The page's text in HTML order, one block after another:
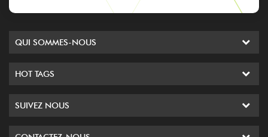
QUI SOMMES-NOUS
HOT TAGS
SUIVEZ NOUS